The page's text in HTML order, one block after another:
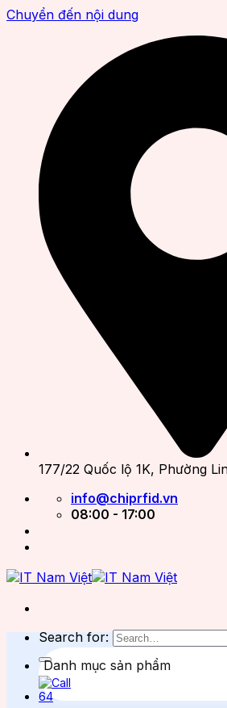
Chuyển đến nội dung
177/22 Quốc lộ 1K, Phường
info@chiprfid.vn
08:00 - 17:00
Search for:
Danh mục sản phẩm